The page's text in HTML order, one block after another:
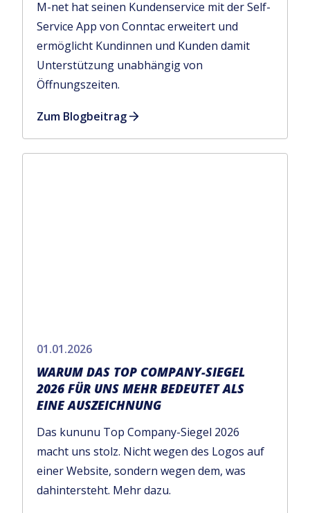
M-net hat seinen Kundenservice mit der Self-
Service App von Conntac erweitert und
ermöglicht Kundinnen und Kunden damit
Unterstützung unabhängig von
Öffnungszeiten.
Zum Blogbeitrag
01.01.2026
WARUM DAS TOP COMPANY-SIEGEL
2026 FÜR UNS MEHR BEDEUTET ALS
EINE AUSZEICHNUNG
Das kununu Top Company-Siegel 2026
macht uns stolz. Nicht wegen des Logos auf
einer Website, sondern wegen dem, was
dahintersteht. Mehr dazu.